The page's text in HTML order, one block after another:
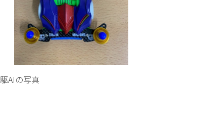
AIの写真